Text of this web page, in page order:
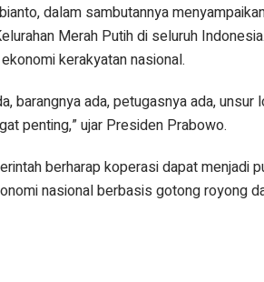
dalam sambutannya
Merah Putih di seluruh
kerakyatan nasional.
barangnya ada, petugasnya ada,
penting,” ujar Presiden Prabowo.
berharap koperasi dapat menjadi
nasional berbasis gotong royong